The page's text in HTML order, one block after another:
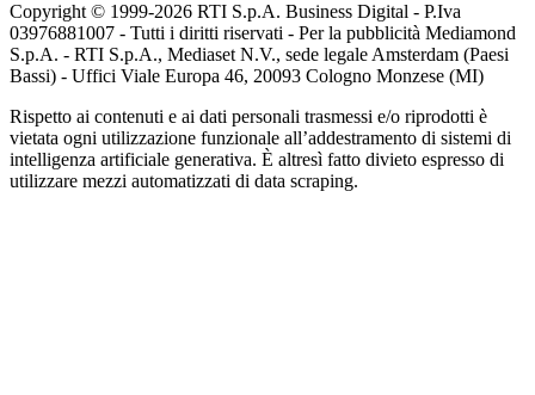
Copyright © 1999-2026 RTI S.p.A. Business Digital - P.Iva
03976881007 - Tutti i diritti riservati - Per la pubblicità Mediamond
S.p.A. - RTI S.p.A., Mediaset N.V., sede legale Amsterdam (Paesi
Bassi) - Uffici Viale Europa 46, 20093 Cologno Monzese (MI)
Rispetto ai contenuti e ai dati personali trasmessi e/o riprodotti è
vietata ogni utilizzazione funzionale all’addestramento di sistemi di
intelligenza artificiale generativa. È altresì fatto divieto espresso di
utilizzare mezzi automatizzati di data scraping.